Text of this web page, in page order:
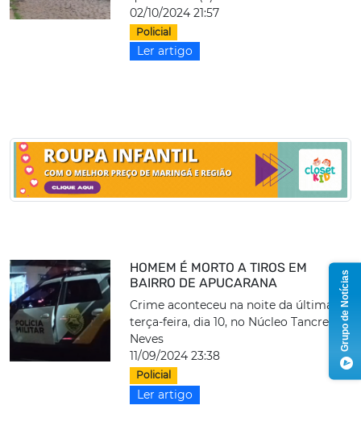
02/10/2024 21:57
Policial
Ler artigo
HOMEM É MORTO A TIROS EM
BAIRRO DE APUCARANA
Crime aconteceu na noite da última
terça-feira, dia 10, no Núcleo Tancredo
Neves
11/09/2024 23:38
Policial
Ler artigo
Grupo de Notícias